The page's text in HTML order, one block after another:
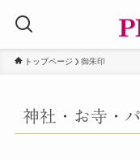
トップページ 御朱印
神社・お寺・